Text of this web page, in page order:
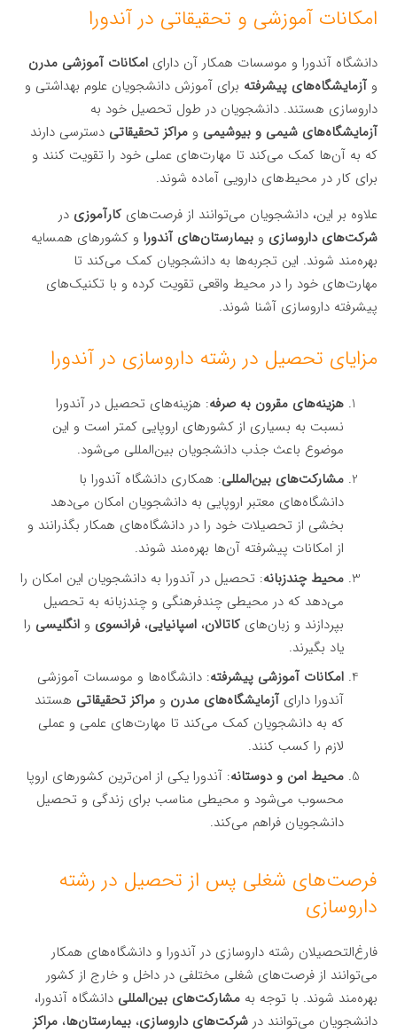
امکانات آموزشی و تحقیقاتی در آندورا
دانشگاه آندورا و موسسات همکار آن دارایامکانات آموزشی مدرن
وآزمایشگاه‌های پیشرفته برای آموزش دانشجویان علوم بهداشتی و
داروسازی هستند. دانشجویان در طول تحصیل خود به
آزمایشگاه‌های شیمی و بیوشیمی ومراکز تحقیقاتی دسترسی دارند
که به آن‌ها کمک می‌کند تا مهارت‌های عملی خود را تقویت کنند و
برای کار در محیط‌های دارویی آماده شوند.
علاوه بر این، دانشجویان می‌توانند از فرصت‌هایکارآموزی در
شرکت‌های داروسازی وبیمارستان‌های آندورا و کشورهای همسایه
بهره‌مند شوند. این تجربه‌ها به دانشجویان کمک می‌کند تا
مهارت‌های خود را در محیط واقعی تقویت کرده و با تکنیک‌های
پیشرفته داروسازی آشنا شوند.
مزایای تحصیل در رشته داروسازی در آندورا
هزینه‌های مقرون به صرفه: هزینه‌های تحصیل در آندورا
نسبت به بسیاری از کشورهای اروپایی کمتر است و این
موضوع باعث جذب دانشجویان بین‌المللی می‌شود.
مشارکت‌های بین‌المللی: همکاری دانشگاه آندورا با
دانشگاه‌های معتبر اروپایی به دانشجویان امکان می‌دهد
بخشی از تحصیلات خود را در دانشگاه‌های همکار بگذرانند و
از امکانات پیشرفته آن‌ها بهره‌مند شوند.
محیط چندزبانه: تحصیل در آندورا به دانشجویان این امکان را
می‌دهد که در محیطی چندفرهنگی و چندزبانه به تحصیل
بپردازند و زبان‌های کاتالان، اسپانیایی، فرانسوی و انگلیسی را
یاد بگیرند.
امکانات آموزشی پیشرفته: دانشگاه‌ها و موسسات آموزشی
آندورا دارایآزمایشگاه‌های مدرن و مراکز تحقیقاتی هستند
که به دانشجویان کمک می‌کند تا مهارت‌های علمی و عملی
لازم را کسب کنند.
محیط امن و دوستانه: آندورا یکی از امن‌ترین کشورهای اروپا
محسوب می‌شود و محیطی مناسب برای زندگی و تحصیل
دانشجویان فراهم می‌کند.
فرصت‌های شغلی پس از تحصیل در رشته
داروسازی
فارغ‌التحصیلان رشته داروسازی در آندورا و دانشگاه‌های همکار
می‌توانند از فرصت‌های شغلی مختلفی در داخل و خارج از کشور
بهره‌مند شوند. با توجه بهمشارکت‌های بین‌المللی دانشگاه آندورا،
دانشجویان می‌توانند درشرکت‌های داروسازی،بیمارستان‌ها،مراکز